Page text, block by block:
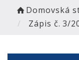
Domovská
Zápis č. 3/